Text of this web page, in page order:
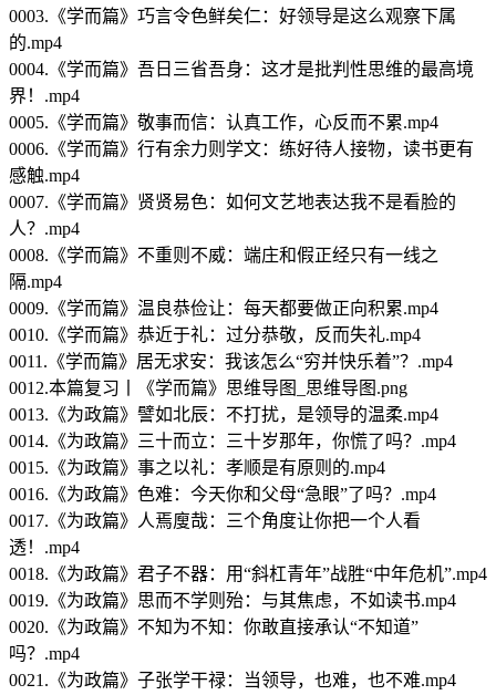
0003.《学而篇》巧言令色鲜矣仁：好领导是这么观察下属
的.mp4
0004.《学而篇》吾日三省吾身：这才是批判性思维的最高境
界！.mp4
0005.《学而篇》敬事而信：认真工作，心反而不累.mp4
0006.《学而篇》行有余力则学文：练好待人接物，读书更有
感触.mp4
0007.《学而篇》贤贤易色：如何文艺地表达我不是看脸的
人？.mp4
0008.《学而篇》不重则不威：端庄和假正经只有一线之
隔.mp4
0009.《学而篇》温良恭俭让：每天都要做正向积累.mp4
0010.《学而篇》恭近于礼：过分恭敬，反而失礼.mp4
0011.《学而篇》居无求安：我该怎么“穷并快乐着”？.mp4
0012.本篇复习丨《学而篇》思维导图_思维导图.png
0013.《为政篇》譬如北辰：不打扰，是领导的温柔.mp4
0014.《为政篇》三十而立：三十岁那年，你慌了吗？.mp4
0015.《为政篇》事之以礼：孝顺是有原则的.mp4
0016.《为政篇》色难：今天你和父母“急眼”了吗？.mp4
0017.《为政篇》人焉廋哉：三个角度让你把一个人看
透！.mp4
0018.《为政篇》君子不器：用“斜杠青年”战胜“中年危机”.mp4
0019.《为政篇》思而不学则殆：与其焦虑，不如读书.mp4
0020.《为政篇》不知为不知：你敢直接承认“不知道”
吗？.mp4
0021.《为政篇》子张学干禄：当领导，也难，也不难.mp4